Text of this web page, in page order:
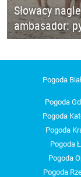
Słowacy
ambasador:
Pogoda
Pogoda
Pogoda
Pogoda
Pogoda
Pogoda
Pogoda